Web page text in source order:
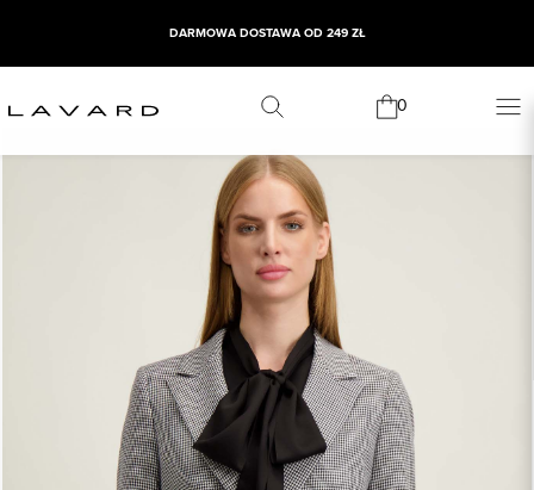
DARMOWA DOSTAWA OD 249 ZŁ
0